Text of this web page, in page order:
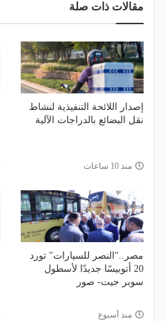
مقالات ذات صلة
إصدار اللائحة التنفيذية لنشاط
نقل البضائع بالدراجات الآلية
منذ 10 ساعات
مصر.."النصر للسيارات" تورد
20 أتوبيسًا جديدًا لأسطول
سوبر جيت- صور
منذ أسبوع